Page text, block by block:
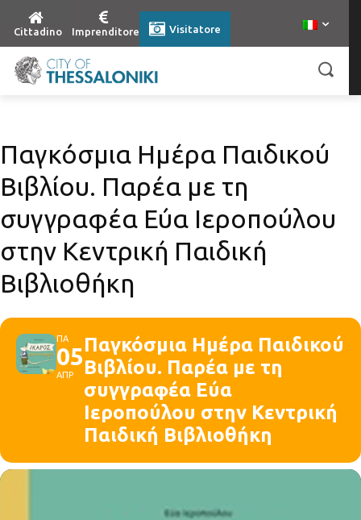
Cittadino Imprenditore Visitatore
Παγκόσμια Ημέρα Παιδικού
Βιβλίου. Παρέα με τη
συγγραφέα Εύα Ιεροπούλου
στην Κεντρική Παιδική
Βιβλιοθήκη
ΠΑ
05
ΑΠΡ
Παγκόσμια Ημέρα Παιδικού
Βιβλίου. Παρέα με τη
συγγραφέα Εύα
Ιεροπούλου στην Κεντρική
Παιδική Βιβλιοθήκη